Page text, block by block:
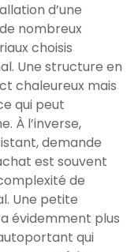
d’une
nombreux
choisis
Une structure en
chaleureux mais
qui peut
À l’inverse,
demande
est souvent
de
Une petite
évidemment plus
qui